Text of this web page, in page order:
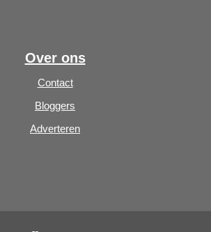
Over ons
Contact
Bloggers
Adverteren